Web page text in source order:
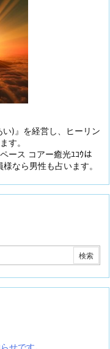
)』を経営し、ヒーリン
す。
ース コアー癒光ﾕｺｳは
なら男性も占います。
せです。